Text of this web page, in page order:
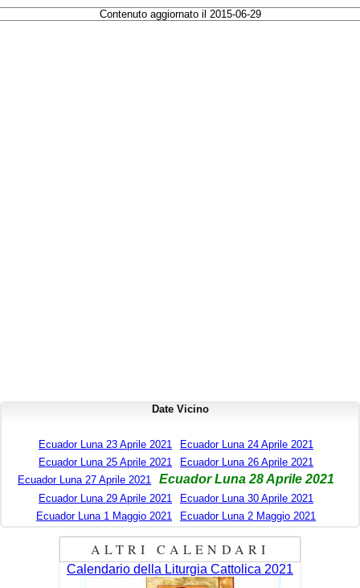
Contenuto aggiornato il 2015-06-29
Date Vicino
Ecuador Luna 23 Aprile 2021
Ecuador Luna 24 Aprile 2021
Ecuador Luna 25 Aprile 2021
Ecuador Luna 26 Aprile 2021
Ecuador Luna 27 Aprile 2021
Ecuador Luna 28 Aprile 2021
Ecuador Luna 29 Aprile 2021
Ecuador Luna 30 Aprile 2021
Ecuador Luna 1 Maggio 2021
Ecuador Luna 2 Maggio 2021
ALTRI CALENDARI
Calendario della Liturgia Cattolica 2021